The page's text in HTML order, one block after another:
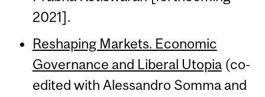
2021].
Reshaping Markets. Economic
Governance and Liberal Utopia(co-
edited with Alessandro Somma and